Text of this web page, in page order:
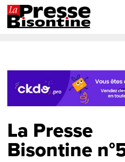
La Presse
Bisontine